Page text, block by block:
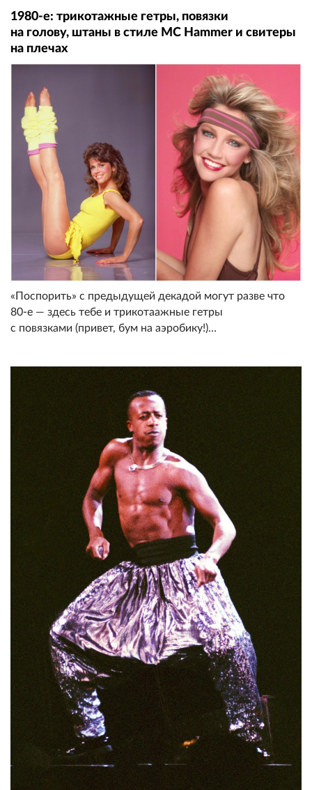
1980-е: трикотажные гетры, повязки
на голову, штаны в стиле MC Hammer и свитеры
на плечах
«Поспорить» с предыдущей декадой могут разве что
80-е — здесь тебе и трикотаажные гетры
с повязками (привет, бум на аэробику!)…